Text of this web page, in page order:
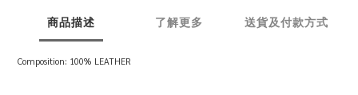
商品描述 了解更多 送貨及付款方式
Composition: 100% LEATHER